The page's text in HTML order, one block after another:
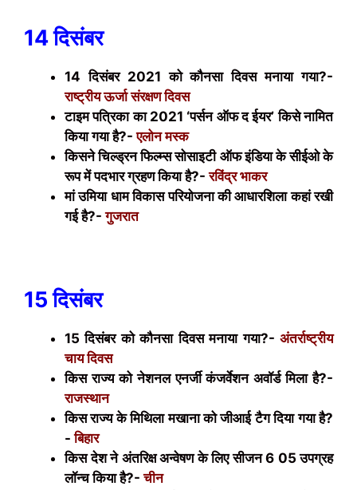
14 दिसंबर
14 दिसंबर 2021 को कौनसा दिवस मनाया गया?-
राष्ट्रीय ऊर्जा संरक्षण दिवस
टाइम पत्रिका का 2021 ‘पर्सन ऑफ द ईयर’ किसे नामित
किया गया है?-एलोन मस्क
किसने चिल्ड्रन फिल्म्स सोसाइटी ऑफ इंडिया के सीईओ के
रूप में पदभार ग्रहण किया है?-रविंद्र भाकर
मां उमिया धाम विकास परियोजना की आधारशिला कहां रखी
गई है?-गुजरात
15 दिसंबर
15 दिसंबर को कौनसा दिवस मनाया गया?- अंतर्राष्ट्रीय
चाय दिवस
किस राज्य को नेशनल एनर्जी कंजर्वेशन अवॉर्ड मिला है?-
राजस्थान
किस राज्य के मिथिला मखाना को जीआई टैग दिया गया है?
-बिहार
किस देश ने अंतरिक्ष अन्वेषण के लिए सीजन 6 05 उपग्रह
लॉन्च किया है?-चीन